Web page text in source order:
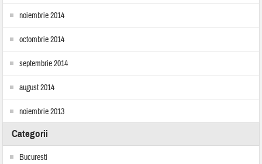
noiembrie 2014
octombrie 2014
septembrie 2014
august 2014
noiembrie 2013
Categorii
Bucuresti